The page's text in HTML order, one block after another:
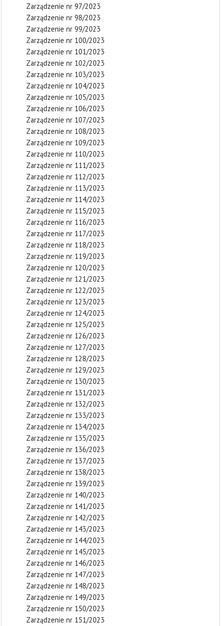
Zarządzenie nr 97/2023
Zarządzenie nr 98/2023
Zarządzenie nr 99/2023
Zarządzenie nr 100/2023
Zarządzenie nr 101/2023
Zarządzenie nr 102/2023
Zarządzenie nr 103/2023
Zarządzenie nr 104/2023
Zarządzenie nr 105/2023
Zarządzenie nr 106/2023
Zarządzenie nr 107/2023
Zarządzenie nr 108/2023
Zarządzenie nr 109/2023
Zarządzenie nr 110/2023
Zarządzenie nr 111/2023
Zarządzenie nr 112/2023
Zarządzenie nr 113/2023
Zarządzenie nr 114/2023
Zarządzenie nr 115/2023
Zarządzenie nr 116/2023
Zarządzenie nr 117/2023
Zarządzenie nr 118/2023
Zarządzenie nr 119/2023
Zarządzenie nr 120/2023
Zarządzenie nr 121/2023
Zarządzenie nr 122/2023
Zarządzenie nr 123/2023
Zarządzenie nr 124/2023
Zarządzenie nr 125/2023
Zarządzenie nr 126/2023
Zarządzenie nr 127/2023
Zarządzenie nr 128/2023
Zarządzenie nr 129/2023
Zarządzenie nr 130/2023
Zarządzenie nr 131/2023
Zarządzenie nr 132/2023
Zarządzenie nr 133/2023
Zarządzenie nr 134/2023
Zarządzenie nr 135/2023
Zarządzenie nr 136/2023
Zarządzenie nr 137/2023
Zarządzenie nr 138/2023
Zarządzenie nr 139/2023
Zarządzenie nr 140/2023
Zarządzenie nr 141/2023
Zarządzenie nr 142/2023
Zarządzenie nr 143/2023
Zarządzenie nr 144/2023
Zarządzenie nr 145/2023
Zarządzenie nr 146/2023
Zarządzenie nr 147/2023
Zarządzenie nr 148/2023
Zarządzenie nr 149/2023
Zarządzenie nr 150/2023
Zarządzenie nr 151/2023